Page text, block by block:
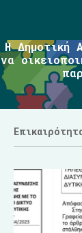
Η Δημοτική
να